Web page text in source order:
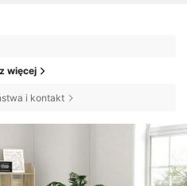
więcej
i kontakt